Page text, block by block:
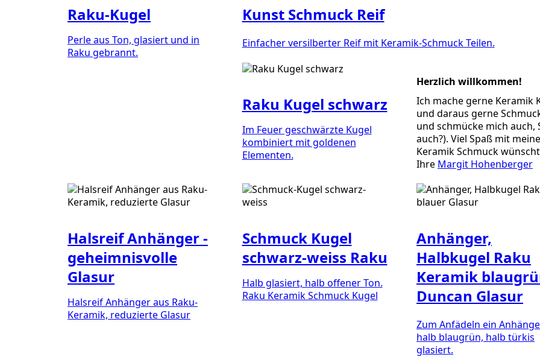
Raku-Kugel
Perle aus Ton, glasiert und in
Raku gebrannt.
Kunst Schmuck Reif
Einfacher versilberter Reif mit Keramik-Schmuck Teilen.
Raku Kugel schwarz
Im Feuer geschwärzte Kugel
kombiniert mit goldenen
Elementen.
Herzlich willkommen!
Ich mache gerne Keramik
und daraus gerne
und schmücke mich auch,
auch?). Viel Spaß mit
Keramik Schmuck
Ihre Margit Hohenberger
Halsreif Anhänger -
geheimnisvolle
Glasur
Halsreif Anhänger aus Raku-
Keramik, reduzierte Glasur
Schmuck Kugel
schwarz-weiss Raku
Halb glasiert, halb offener Ton.
Raku Keramik Schmuck Kugel
Anhänger,
Halbkugel Raku
Keramik
Duncan Glasur
Zum Anfädeln ein
halb blaugrün, halb türkis
glasiert.